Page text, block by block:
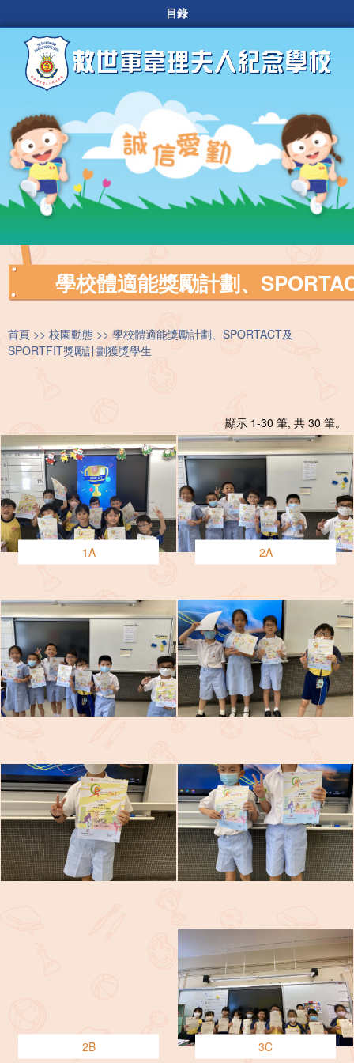
目錄
學校體適能獎勵計劃、
首頁 校園動態
學校體適能獎勵計劃、SPORTACT及
SPORTFIT獎勵計劃獲獎學生
顯示 1-30 筆, 共 30 筆。
1A 2A
2B 3C